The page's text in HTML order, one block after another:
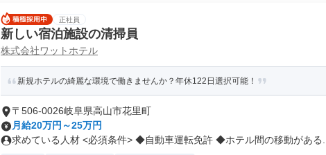
正社員
新しい宿泊施設の清掃員
株式会社ワットホテル
新規ホテルの綺麗な環境で働きませんか？年休122日選択可能！
〒506-0026岐阜県高山市花里町
月給20万円～25万円
求めている人材 <必須条件> ◆自動車運転免許 ◆ホテル間の移動がある...